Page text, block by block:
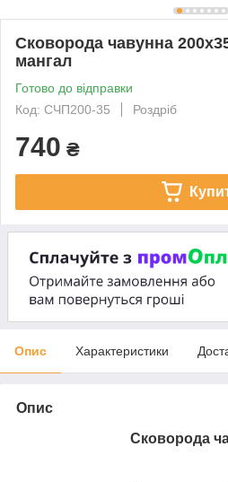
Сковорода чавунна
мангал
Готово до відправки
Код: СЧП200-35
Роздріб
740 ₴
Опис Характеристики
Опис
Сковорода